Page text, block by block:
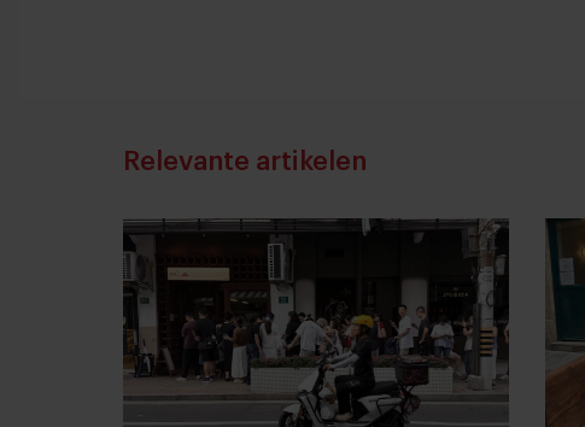
Relevante artikelen